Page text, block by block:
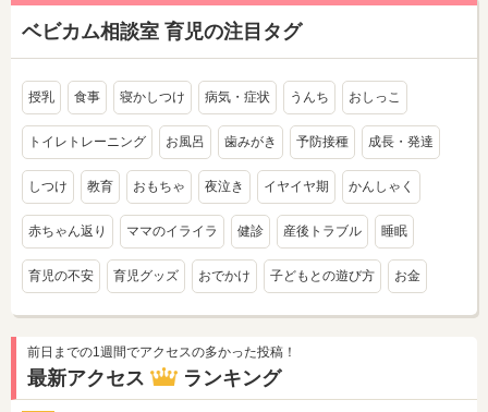
ベビカム相談室 育児の注目タグ
授乳 食事 寝かしつけ 病気・症状 うんち おしっこ
トイレトレーニング お風呂 歯みがき 予防接種 成長・発達
しつけ 教育 おもちゃ 夜泣き イヤイヤ期 かんしゃく
赤ちゃん返り ママのイライラ 健診 産後トラブル 睡眠
育児の不安 育児グッズ おでかけ 子どもとの遊び方 お金
前日までの1週間でアクセスの多かった投稿！
最新アクセス ランキング